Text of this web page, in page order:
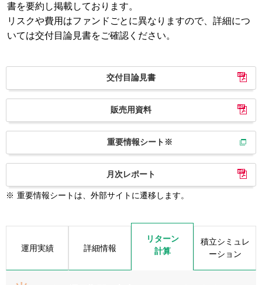
書を要約し掲載しております。
リスクや費用はファンドごとに異なりますので、詳細につ
いては交付目論見書をご確認ください。
交付目論見書
販売用資料
重要情報シート※
月次レポート
※ 重要情報シートは、外部サイトに遷移します。
運用実績 詳細情報
リターン
計算
積立シミュレ
ーション